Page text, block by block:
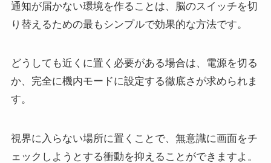
通知が届かない環境を作ることは、脳のスイッチを切
り替えるための最もシンプルで効果的な方法です。
どうしても近くに置く必要がある場合は、電源を切る
か、完全に機内モードに設定する徹底さが求められま
す。
視界に入らない場所に置くことで、無意識に画面をチ
ェックしようとする衝動を抑えることができますよ。